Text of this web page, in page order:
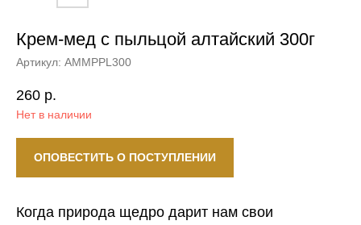
Крем-мед с пыльцой алтайский 300г
Артикул: AMMPPL300
260 р.
Нет в наличии
ОПОВЕСТИТЬ О ПОСТУПЛЕНИИ
Когда природа щедро дарит нам свои